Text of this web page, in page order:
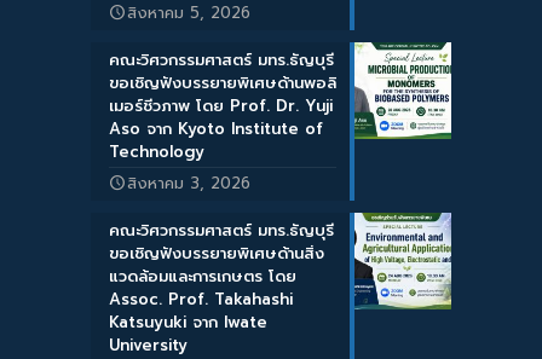
สิงหาคม 5, 2026
คณะวิศวกรรมศาสตร์ มทร.ธัญบุรี
ขอเชิญฟังบรรยายพิเศษด้านพอลิ
เมอร์ชีวภาพ โดย Prof. Dr. Yuji
Aso จาก Kyoto Institute of
Technology
สิงหาคม 3, 2026
คณะวิศวกรรมศาสตร์ มทร.ธัญบุรี
ขอเชิญฟังบรรยายพิเศษด้านสิ่ง
แวดล้อมและการเกษตร โดย
Assoc. Prof. Takahashi
Katsuyuki จาก Iwate
University